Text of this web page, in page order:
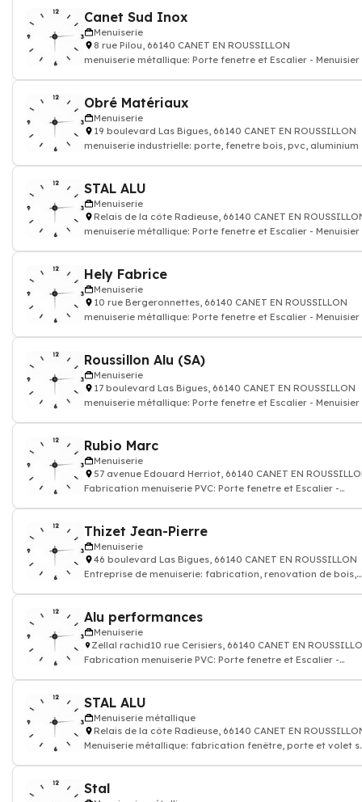
Canet Sud Inox
Menuiserie
8 rue Pilou, 66140 CANET EN ROUSSILLON
menuiserie métallique: Porte fenetre et Escalier - Menuisier
Obré Matériaux
Menuiserie
19 boulevard Las Bigues, 66140 CANET EN ROUSSILLON
menuiserie industrielle: porte, fenetre bois, pvc, aluminium
STAL ALU
Menuiserie
Relais de la côte Radieuse, 66140 CANET EN
menuiserie métallique: Porte fenetre et Escalier - Menuisier
Hely Fabrice
Menuiserie
10 rue Bergeronnettes, 66140 CANET EN ROUSSILLON
menuiserie métallique: Porte fenetre et Escalier - Menuisier
Roussillon Alu (SA)
Menuiserie
17 boulevard Las Bigues, 66140 CANET EN ROUSSILLON
menuiserie métallique: Porte fenetre et Escalier - Menuisier
Rubio Marc
Menuiserie
57 avenue Edouard Herriot, 66140 CANET EN
Fabrication menuiserie PVC: Porte fenetre et Escalier -
Thizet Jean-Pierre
Menuiserie
46 boulevard Las Bigues, 66140 CANET EN ROUSSILLON
Entreprise de menuiserie: fabrication, renovation de bois,
Alu performances
Menuiserie
Zellal rachid10 rue Cerisiers, 66140 CANET EN
Fabrication menuiserie PVC: Porte fenetre et Escalier -
STAL ALU
Menuiserie métallique
Relais de la côte Radieuse, 66140 CANET EN
Menuiserie métallique: fabrication fenêtre, porte et volet
Stal